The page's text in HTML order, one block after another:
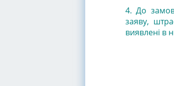
4. До
заяву,
виявлені в